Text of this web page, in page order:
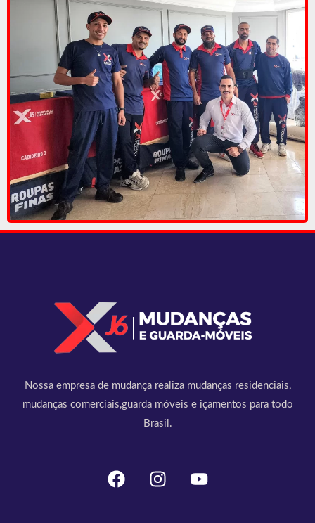
Nossa empresa de mudança realiza mudanças residenciais,
mudanças comerciais,guarda móveis e içamentos para todo
Brasil.